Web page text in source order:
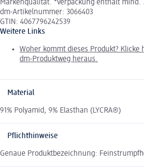
Markenqualität. *Verpackung enthält mind.
dm-Artikelnummer: 3066403
GTIN: 4067796242539
Weitere Links
Woher kommt dieses Produkt? Klicke
dm-Produktweg heraus.
Material
91% Polyamid, 9% Elasthan (LYCRA®)
Pflichthinweise
Genaue Produktbezeichnung: